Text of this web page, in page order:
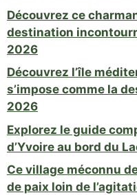
Découvrez ce
destination
2026
Découvrez l’île
s’impose comme la
2026
Explorez le guide
d’Yvoire au bord du
Ce village méconnu
de paix loin de